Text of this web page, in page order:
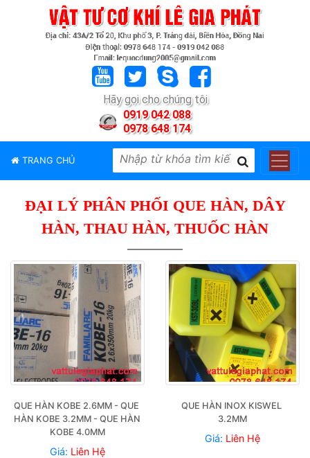
Hãy gọi cho chúng tôi
0919 042 088
0978 648 174
TRANG CHỦ
PHẨM
HIỆU
ĐẠI LÝ PHÂN PHỐI QUE HÀN, DÂY
HÀN, THAU HÀN, THUỐC HÀN
QUE HÀN KOBE 2.6MM - QUE
HÀN KOBE 3.2MM - QUE HÀN
KOBE 4.0MM
Giá: Liên Hệ
QUE HÀN INOX KISWEL
3.2MM
Giá: Liên Hệ